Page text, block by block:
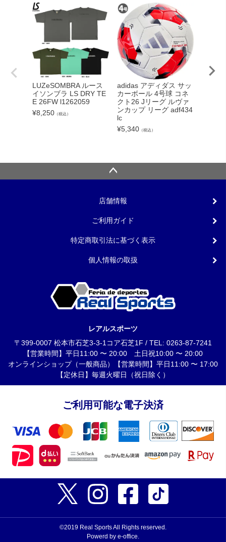
LUZeSOMBRA ルース
イソンブラ LS DRY TE
E 26FW l1262059
¥8,250 （税込）
adidas アディダス サッ
カーボール 4号球 コネ
クト26 Jリーグ ルヴァ
ンカップ リーグ adf434
lc
¥5,340 （税込）
店舗情報
ご利用ガイド
特定商取引法に基づく表示
個人情報の取扱
レアルスポーツ
〒399-0007 松本市石芝3-3-1コア石芝1F / TEL: 0263-87-7241
【営業時間】平日11:00 〜 20:00 土日祝10:00 〜 20:00
オンラインショップ（一般商品）【営業時間】平日11:00 〜 17:00
【定休日】毎週火曜日（祝日除く）
ご利用可能な電子決済
©2019 Real Sports All Rights reserved.
Powerd by e-office.